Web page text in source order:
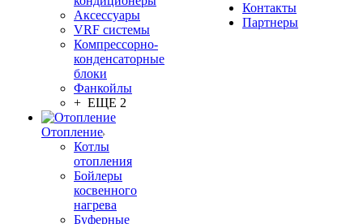
Аксессуары
VRF системы
Компрессорно-
конденсаторные
блоки
Фанкойлы
+ ЕЩЕ 2
Отопление
Котлы
отопления
Бойлеры
косвенного
нагрева
Буферные
Контакты
Партнеры